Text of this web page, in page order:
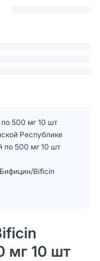
500 мг 10 шт
Республике
по 500 мг 10 шт
Bificin
мг 10 шт